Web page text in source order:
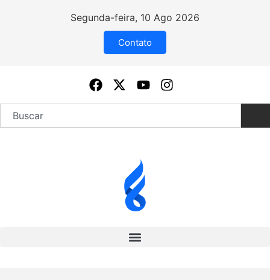
Segunda-feira, 10 Ago 2026
Contato